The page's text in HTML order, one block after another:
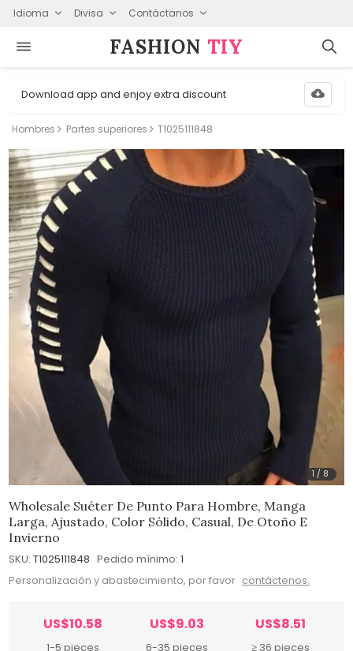
Idioma Divisa Contáctanos
FASHION⁠ TIY
Download app and enjoy extra discount
Hombres Partes superiores T1025111848
1 / 8
Wholesale Suéter De Punto Para Hombre, Manga
Larga, Ajustado, Color Sólido, Casual, De Otoño E
Invierno
SKU: T1025111848 Pedido mínimo: 1
Personalización y abastecimiento, por favor contáctenos.
US$10.58
1-5 pieces
US$9.03
6-35 pieces
US$8.51
≥ 36 pieces